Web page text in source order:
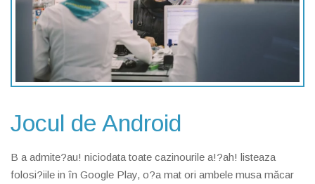
Jocul de Android
B a admite?au! niciodata toate cazinourile a!?ah! listeaza
folosi?iile in în Google Play, o?a mat ori ambele musa măcar